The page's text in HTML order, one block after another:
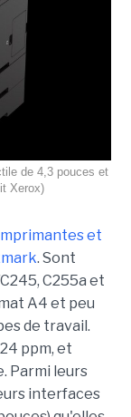
de 4,3 pouces et
Xerox)
et
. Sont
C255a et
A4 et peu
de travail.
ppm, et
Parmi leurs
interfaces